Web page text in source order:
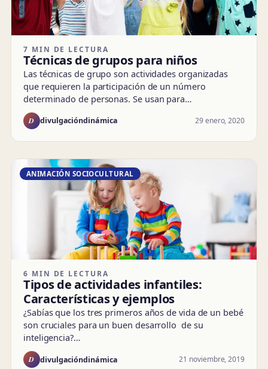
7 MIN DE LECTURA
Técnicas de grupos para niños
Las técnicas de grupo son actividades organizadas
que requieren la participación de un número
determinado de personas. Se usan para…
D divulgacióndinámica 29 enero, 2020
ANIMACIÓN SOCIOCULTURAL
6 MIN DE LECTURA
Tipos de actividades infantiles:
Características y ejemplos
¿Sabías que los tres primeros años de vida de un bebé
son cruciales para un buen desarrollo de su
inteligencia?…
D divulgacióndinámica 21 noviembre, 2019